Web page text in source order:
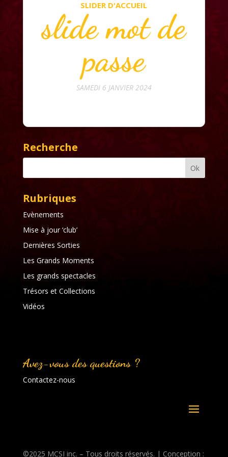
SLIDER D'ACCUEIL
slide mot de
passe
SAMEDI 6 JANVIER 2024
Recherche
Rubriques
Evènements
Mise à jour ‘club’
Dernières Sorties
Les Grands Moments
Les grands spectacles
Trésors et Collections
Vidéos
Avez-vous des questions ?
Contactez-nous
©2025 MCSI inc. – Tous droits réservés. | Conception :